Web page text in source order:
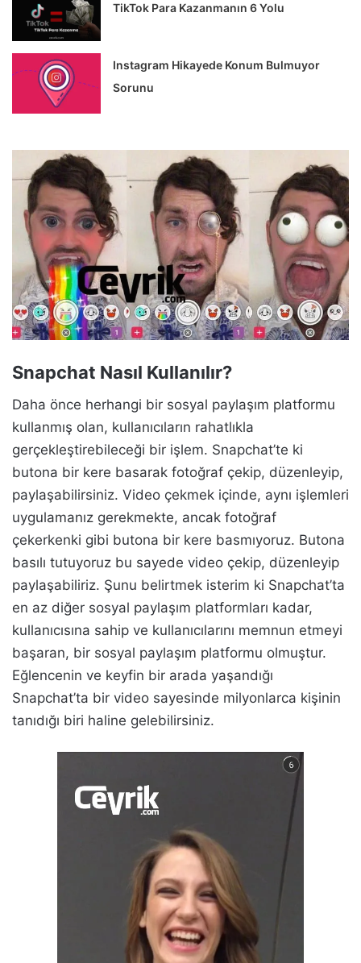
TikTok Para Kazanmanın 6 Yolu
Instagram Hikayede Konum Bulmuyor
Sorunu
Snapchat Nasıl Kullanılır?
Daha önce herhangi bir sosyal paylaşım platformu
kullanmış olan, kullanıcıların rahatlıkla
gerçekleştirebileceği bir işlem. Snapchat’te ki
butona bir kere basarak fotoğraf çekip, düzenleyip,
paylaşabilirsiniz. Video çekmek içinde, aynı işlemleri
uygulamanız gerekmekte, ancak fotoğraf
çekerkenki gibi butona bir kere basmıyoruz. Butona
basılı tutuyoruz bu sayede video çekip, düzenleyip
paylaşabiliriz. Şunu belirtmek isterim ki Snapchat’ta
en az diğer sosyal paylaşım platformları kadar,
kullanıcısına sahip ve kullanıcılarını memnun etmeyi
başaran, bir sosyal paylaşım platformu olmuştur.
Eğlencenin ve keyfin bir arada yaşandığı
Snapchat’ta bir video sayesinde milyonlarca kişinin
tanıdığı biri haline gelebilirsiniz.